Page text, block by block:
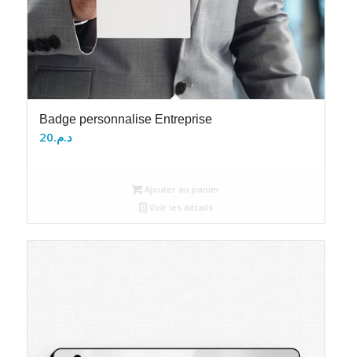
Badge personnalise Entreprise
د.م.20
Ajouter au panier
Voir les détails